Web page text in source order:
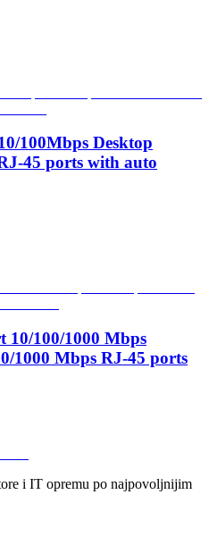
100Mbps Desktop
45 ports with auto
10/100/1000 Mbps
1000 Mbps RJ-45 ports
i IT opremu po najpovoljnijim